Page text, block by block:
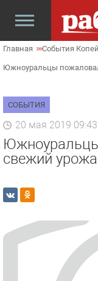
Главная События
Южноуральцы
СОБЫТИЯ
20 мая 2019 09:43
свежий